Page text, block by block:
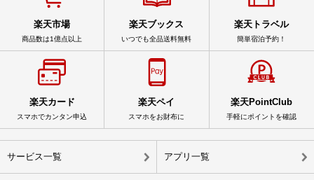
楽天市場
商品数は1億点以上
楽天ブックス
いつでも全品送料無料
楽天トラベル
簡単宿泊予約！
楽天カード
スマホでカンタン申込
楽天ペイ
スマホをお財布に
楽天PointClub
手軽にポイントを確認
サービス一覧 アプリ一覧